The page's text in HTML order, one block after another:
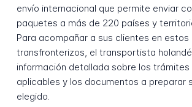
envío internacional que permite enviar
paquetes a más de 220 países y
Para acompañar a sus clientes en estos
transfronterizos, el transportista
información detallada sobre los trámites
aplicables y los documentos a preparar
elegido.